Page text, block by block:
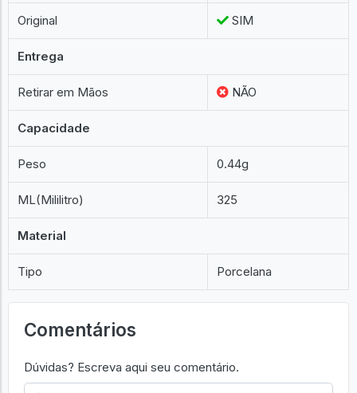
Original SIM
Entrega
Retirar em Mãos NÃO
Capacidade
Peso 0.44g
ML(Mililitro) 325
Material
Tipo Porcelana
Comentários
Dúvidas? Escreva aqui seu comentário.